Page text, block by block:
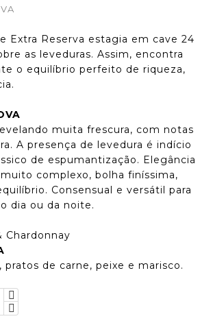
Extra Reserva estagia em cave 24
as leveduras. Assim, encontra
o equilíbrio perfeito de riqueza,
muita frescura, com notas
A presença de levedura é indício
de espumantização. Elegância
complexo, bolha finíssima,
Consensual e versátil para
dia ou da noite.
Chardonnay
pratos de carne, peixe e marisco.